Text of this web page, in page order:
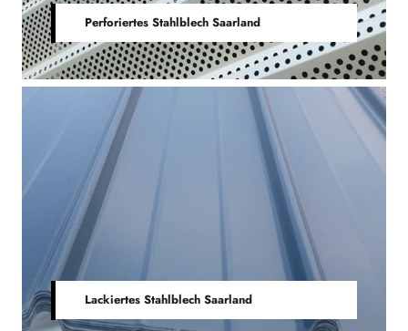
Perforiertes Stahlblech Saarland
Lackiertes Stahlblech Saarland